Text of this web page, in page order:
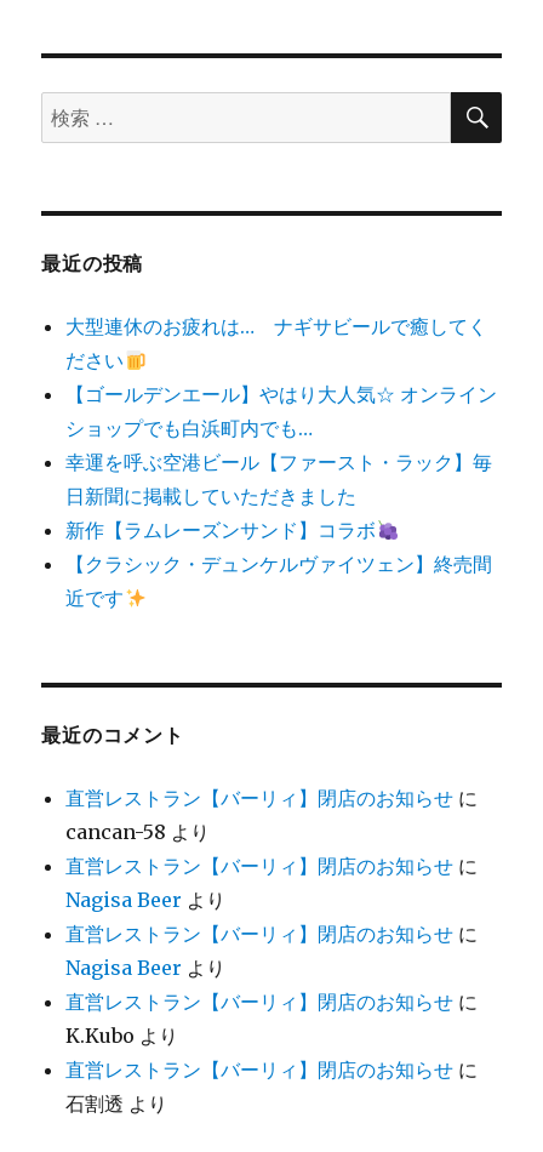
検
索
象:
検
最近の投稿
大型連休のお疲れは… ナギサビールで癒してく
ださい
【ゴールデンエール】やはり大人気☆ オンライン
ショップでも白浜町内でも…
幸運を呼ぶ空港ビール【ファースト・ラック】毎
日新聞に掲載していただきました
新作【ラムレーズンサンド】コラボ
【クラシック・デュンケルヴァイツェン】終売間
近です
最近のコメント
直営レストラン【バーリィ】閉店のお知らせ に
cancan-58 より
直営レストラン【バーリィ】閉店のお知らせ に
Nagisa Beer より
直営レストラン【バーリィ】閉店のお知らせ に
Nagisa Beer より
直営レストラン【バーリィ】閉店のお知らせ に
K.Kubo より
直営レストラン【バーリィ】閉店のお知らせ に
石割透 より